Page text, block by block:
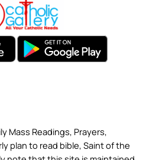
Mass Readings, Prayers,
plan to read bible, Saint of the